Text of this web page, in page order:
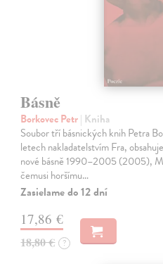
Básně
Borkovec Petr| Kniha
Soubor tří básnických knih Petra
letech nakladatelstvím Fra,
nové básně 1990–2005 (2005),
čemusi horšímu…
Zasielame do 12 dní
17,86 €
18,80 € ?